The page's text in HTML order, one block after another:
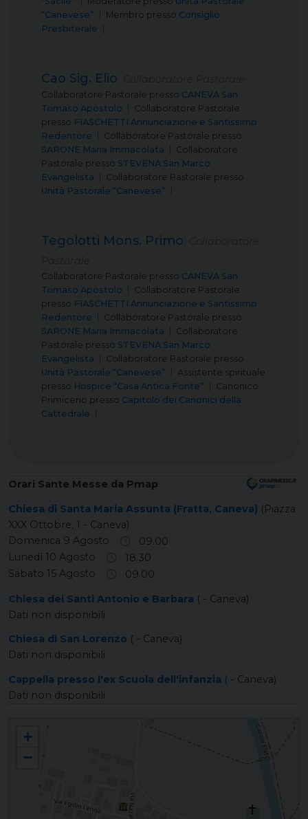
“Canevese”
Membro presso Consiglio
Presbiterale
Cao Sig. Elio
Collaboratore Pastorale presso CANEVA San
Tomaso Apostolo
Collaboratore Pastorale
presso FIASCHETTI Annunciazione e Santissimo
Redentore
Collaboratore Pastorale presso
SARONE Maria Immacolata
Collaboratore
Pastorale presso STEVENÀ San Marco
Evangelista
Collaboratore Pastorale presso
Unità Pastorale “Canevese”
Tegolotti Mons. Primo
Collaboratore Pastorale presso CANEVA San
Tomaso Apostolo
Collaboratore Pastorale
presso FIASCHETTI Annunciazione e Santissimo
Redentore
Collaboratore Pastorale presso
SARONE Maria Immacolata
Collaboratore
Pastorale presso STEVENÀ San Marco
Evangelista
Collaboratore Pastorale presso
Unità Pastorale “Canevese”
Assistente spirituale
presso Hospice “Casa Antica Fonte”
Canonico
Primicerio presso Capitolo dei Canonici della
Cattedrale
Orari Sante Messe da Pmap
Chiesa di Santa Maria Assunta (Fratta, Caneva) (Piazza
XXX Ottobre, 1 - Caneva)
Domenica 9 Agosto
09.00
Lunedì 10 Agosto
18.30
Sabato 15 Agosto
09.00
Chiesa dei Santi Antonio e Barbara ( - Caneva)
Dati non disponibili
Chiesa di San Lorenzo ( - Caneva)
Dati non disponibili
Cappella presso l'ex Scuola dell'infanzia ( - Caneva)
Dati non disponibili
FRATTA DI CANEVA Santa Maria Assunta
+
−